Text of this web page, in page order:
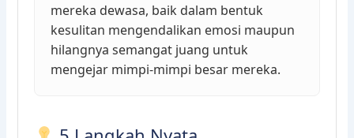
mereka dewasa, baik dalam bentuk
kesulitan mengendalikan emosi maupun
hilangnya semangat juang untuk
mengejar mimpi-mimpi besar mereka.